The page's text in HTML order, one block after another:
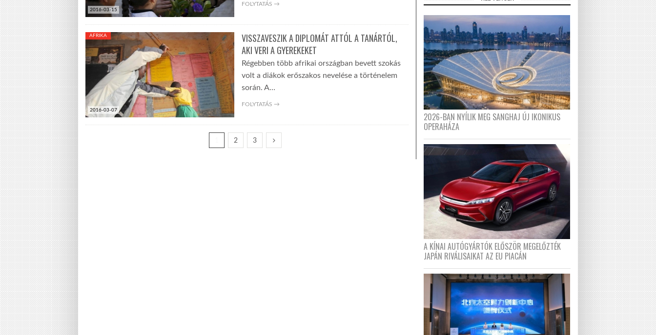
2016-03-15
FOLYTATÁS →
2016-03-07
AFRIKA
VISSZAVESZIK A DIPLOMÁT ATTÓL A TANÁRTÓL,
AKI VERI A GYEREKEKET
Régebben több afrikai országban bevett szokás
volt a diákok erőszakos nevelése a történelem
során. A…
FOLYTATÁS →
2 3
2026-BAN NYÍLIK MEG SANGHAJ ÚJ IKONIKUS
OPERAHÁZA
A KÍNAI AUTÓGYÁRTÓK ELŐSZÖR MEGELŐZTÉK
JAPÁN RIVÁLISAIKAT AZ EU PIACÁN